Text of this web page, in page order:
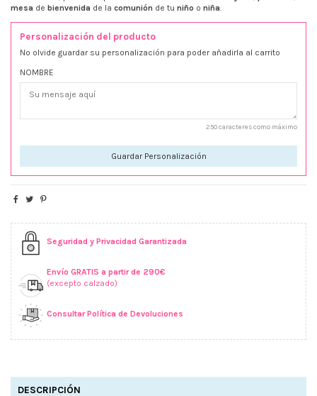
mesa de bienvenida de la comunión de tu niño o niña.
Personalización del producto
No olvide guardar su personalización para poder añadirla al carrito
NOMBRE
250 caracteres como máximo
Guardar Personalización
Seguridad y Privacidad Garantizada
Envío GRATIS a partir de 290€
(excepto calzado)
Consultar Política de Devoluciones
DESCRIPCIÓN